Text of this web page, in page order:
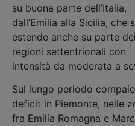
su buona parte dell’Italia,
dall’Emilia alla Sicilia, che
estende anche su parte
regioni settentrionali con
intensità da moderata a
Sul lungo periodo
deficit in Piemonte, nelle
fra Emilia Romagna e